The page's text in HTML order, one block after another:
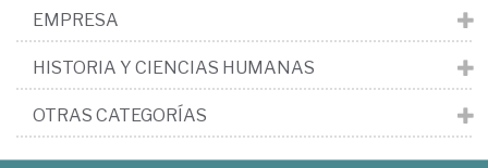
EMPRESA
HISTORIA Y CIENCIAS HUMANAS
OTRAS CATEGORÍAS